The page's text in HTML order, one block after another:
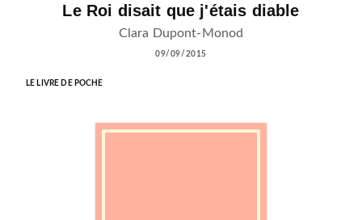
Le Roi disait que j'étais diable
Clara Dupont-Monod
09/09/2015
LE LIVRE DE POCHE